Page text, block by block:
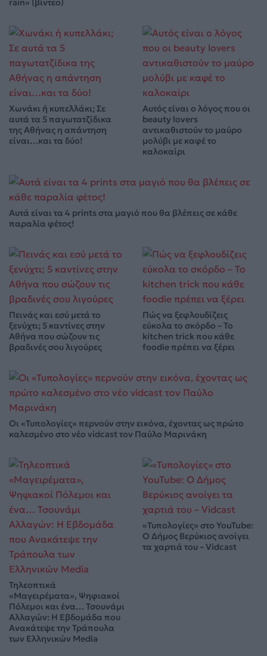
rain» (βίντεο)
Χωνάκι ή κυπελλάκι; Σε
αυτά τα 5 παγωτατζίδικα
της Αθήνας η απάντηση
είναι…και τα δύο!
Αυτός είναι ο λόγος που οι
beauty lovers
αντικαθιστούν το μαύρο
μολύβι με καφέ το
καλοκαίρι
Αυτά είναι τα 4 prints στα μαγιό που θα βλέπεις σε κάθε
παραλία φέτος!
Πεινάς και εσύ μετά το
ξενύχτι; 5 καντίνες στην
Αθήνα που σώζουν τις
βραδινές σου λιγούρες
Πώς να ξεφλουδίζεις
εύκολα το σκόρδο – Το
kitchen trick που κάθε
foodie πρέπει να ξέρει
Οι «Τυπολογίες» περνούν στην εικόνα, έχοντας ως πρώτο
καλεσμένο στο νέο vidcast τον Παύλο Μαρινάκη
Τηλεοπτικά
«Μαγειρέματα», Ψηφιακοί
Πόλεμοι και ένα… Τσουνάμι
Αλλαγών: Η Εβδομάδα που
Ανακάτεψε την Τράπουλα
των Ελληνικών Media
«Τυπολογίες» στο YouTube:
Ο Δήμος Βερύκιος ανοίγει
τα χαρτιά του – Vidcast